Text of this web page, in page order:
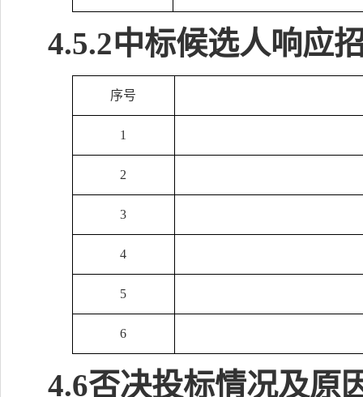
4.5.2中标候选人响应
序号
1
2
3
4
5
6
4.6否决投标情况及原